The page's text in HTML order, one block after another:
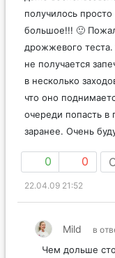
получилось
большое!!! 🙂
дрожжевого
не получается
в несколько
что оно
очереди попасть в
заранее. Очень
0 0
22.04.09 21:52
Mild в
Чем дольше